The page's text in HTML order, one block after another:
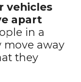
vehicles
apart
in a
move away
they